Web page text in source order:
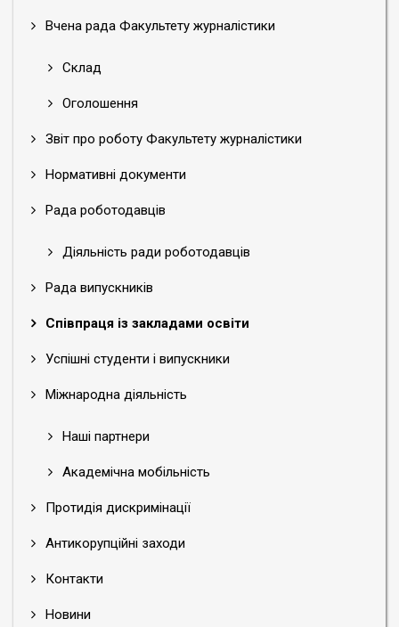
Вчена рада Факультету журналістики
Склад
Оголошення
Звіт про роботу Факультету журналістики
Нормативні документи
Рада роботодавців
Діяльність ради роботодавців
Рада випускників
Співпраця із закладами освіти
Успішні студенти і випускники
Міжнародна діяльність
Наші партнери
Академічна мобільність
Протидія дискримінації
Антикорупційні заходи
Контакти
Новини